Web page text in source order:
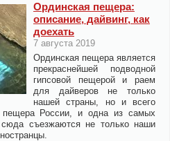
Ординская пещера:
описание, дайвинг, как
доехать
7 августа 2019
Ординская пещера является
прекраснейшей подводной
гипсовой пещерой и раем
для дайверов не только
нашей страны, но и всего
России, и одна из самых
съезжаются не только наши